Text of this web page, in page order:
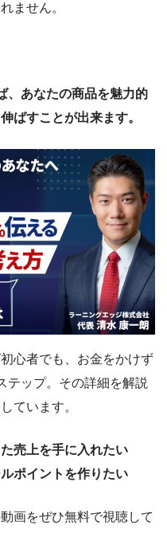
ません。
、あなたの商品を魅力的
ばすことが出来ます。
心者でも、お金をかけず
テップ。その詳細を解説
ています。
売上を手に入れたい
ポイントを作りたい
画をぜひ無料で視聴して